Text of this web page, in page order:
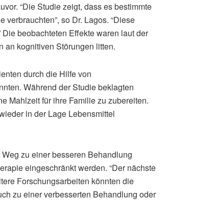
“Die Studie zeigt, dass es bestimmte
so Dr. Lagos. “Diese
beobachteten Effekte waren laut der
an kognitiven Störungen litten.
durch die Hilfe von
Während der Studie beklagten
Mahlzeit für ihre Familie zu zubereiten.
in der Lage Lebensmittel
zu einer besseren Behandlung
eingeschränkt werden. “Der nächste
Forschungsarbeiten könnten die
zu einer verbesserten Behandlung oder